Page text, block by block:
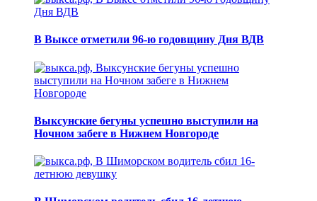
В Выксе отметили 96-ю годовщину Дня ВДВ
Выксунские бегуны успешно выступили на
Ночном забеге в Нижнем Новгороде